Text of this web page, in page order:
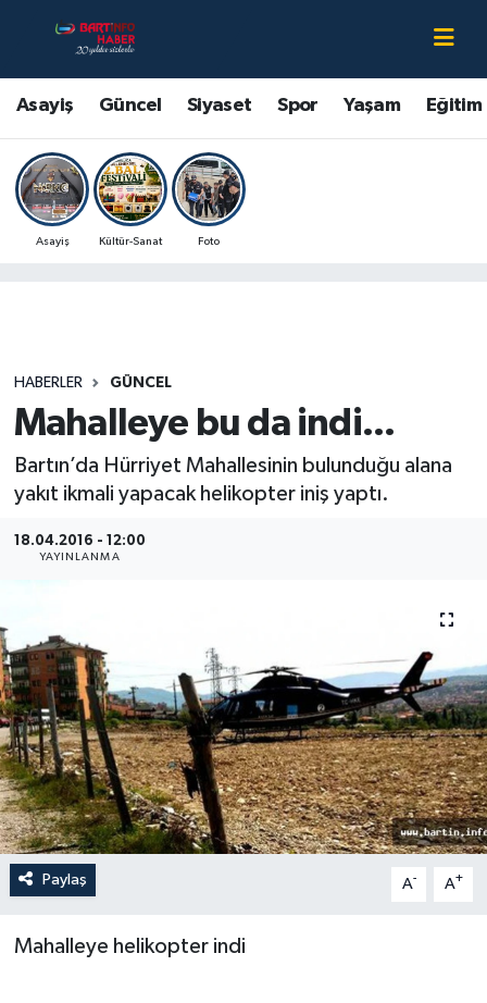
Asayiş Güncel Siyaset Spor Yaşam Eğitim
Asayiş Kültür-Sanat Foto
HABERLER GÜNCEL
Mahalleye bu da indi...
Bartın’da Hürriyet Mahallesinin bulunduğu alana
yakıt ikmali yapacak helikopter iniş yaptı.
18.04.2016 - 12:00
YAYINLANMA
Paylaş A- A+
Mahalleye helikopter indi
Asayiş
Bartın Hakkında
Çevre
Eğitim
Kültür-Sanat
Magazin
Sinema
Sivil Toplum
Siyaset
Spor
Tarım
Bartın Nöbetçi Eczaneler
Bartın Hava Durumu
Bartin Namaz Vakitleri
Bartın Trafik Yoğunluk Haritası
Son Dakika Haberleri
Haber Arşivi